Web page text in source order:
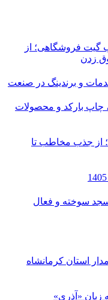
گیت فروشگاهی؛ از
زدن
و برندینگ در صنعت
چاپ بارکد و محصولات
خدمات شبکه‌های اجتماعی 7Panel؛ از جذب مخاطب تا
جشنواره عمار در ۱۰۰ مسجد سوخته و فعال
مدار استان کرمانشاه